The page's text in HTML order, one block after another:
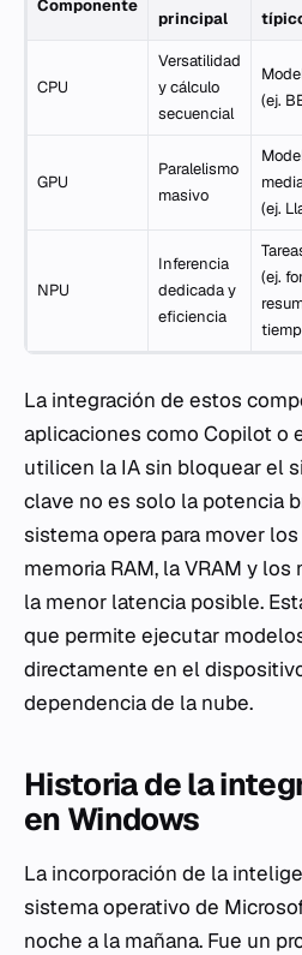
Componente
principal
CPU
Versatilidad
y cálculo
secuencial
(ej.
GPU
Paralelismo
masivo
(ej.
NPU
Inferencia
dedicada y
eficiencia
(ej.
La integración de estos
aplicaciones como Copilot o
utilicen la IA sin bloquear el
clave no es solo la potencia
sistema opera para mover
memoria RAM, la VRAM y
la menor latencia posible.
que permite ejecutar
directamente en el
dependencia de la nube.
Historia de la
en Windows
La incorporación de la
sistema operativo de
noche a la mañana. Fue un